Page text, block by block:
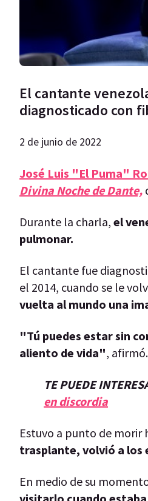
El cantante
diagnosticado con
2 de junio de 2022
José Luis "El Puma"
Divina Noche de Dante,
Durante la charla, el
pulmonar.
El cantante fue
el 2014, cuando se le
vuelta al mundo una
"Tú puedes estar sin
aliento de vida", afirmó.
TE PUEDE
en discordia
Estuvo a punto de morir
trasplante, volvió a los
En medio de su